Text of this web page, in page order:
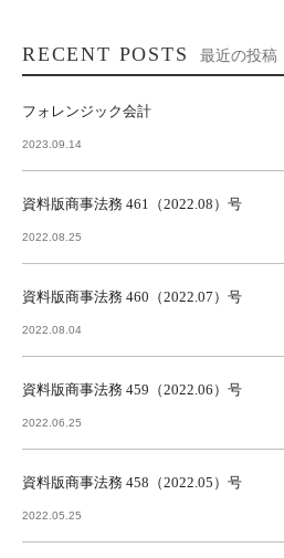
RECENT POSTS 最近の投稿
フォレンジック会計
2023.09.14
資料版商事法務 461（2022.08）号
2022.08.25
資料版商事法務 460（2022.07）号
2022.08.04
資料版商事法務 459（2022.06）号
2022.06.25
資料版商事法務 458（2022.05）号
2022.05.25